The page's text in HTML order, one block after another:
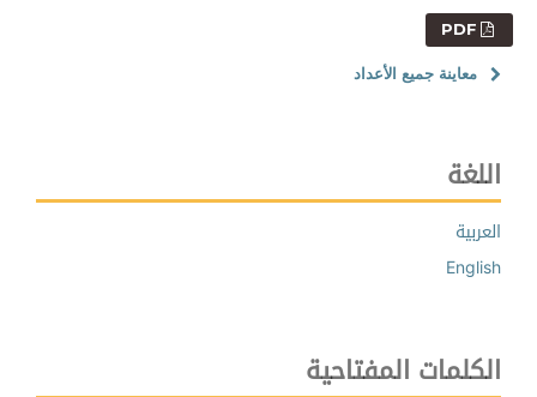
PDF
معاينة جميع الأعداد
اللغة
العربية
English
الكلمات المفتاحية